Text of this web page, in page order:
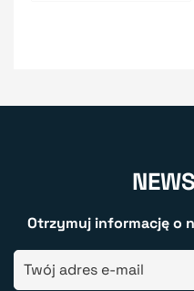
Otrzymuj informację o